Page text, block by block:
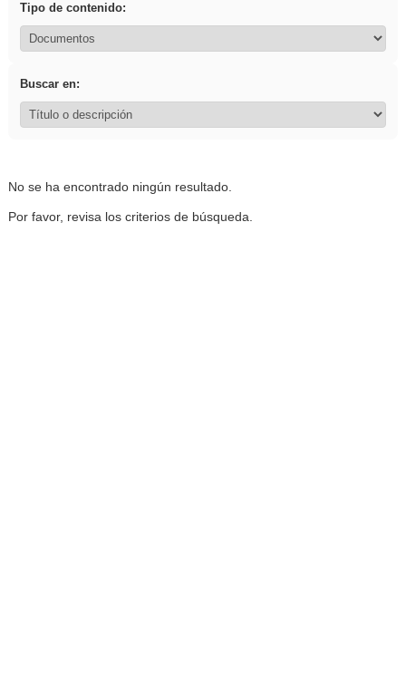
Tipo de contenido:
Buscar en:
No se ha encontrado ningún resultado.
Por favor, revisa los criterios de búsqueda.